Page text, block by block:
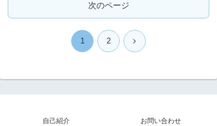
次のページ
1 2 次
自己紹介 お問い合わせ